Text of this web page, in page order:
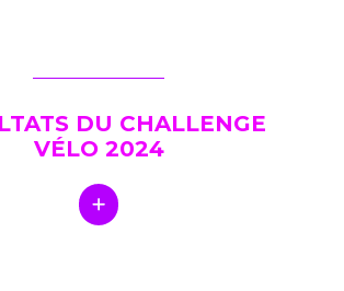
DU CHALLENGE
VÉLO 2024